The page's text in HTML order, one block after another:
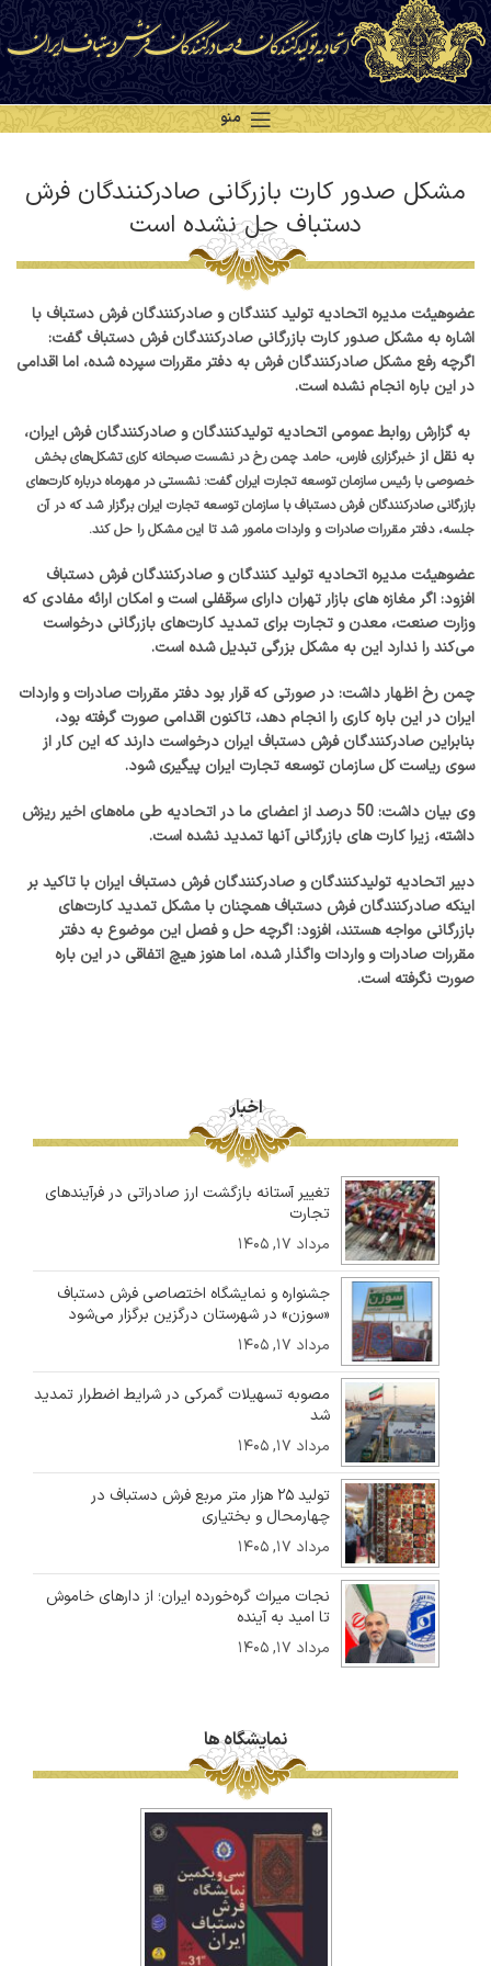
منو
مشکل صدور کارت بازرگانی صادرکنندگان فرش
دستباف حل نشده است
عضوهیئت مدیره اتحادیه تولید کنندگان و صادرکنندگان فرش دستباف با
اشاره به مشکل صدور کارت بازرگانی صادرکنندگان فرش دستباف گفت:
اگرچه رفع مشکل صادرکنندگان فرش به دفتر مقررات سپرده شده، اما اقدامی
در این باره انجام نشده است.
به گزارش روابط عمومی اتحادیه تولیدکنندگان و صادرکنندگان فرش ایران،
به نقل از خبرگزاری فارس، حامد چمن رخ در نشست صبحانه کاری تشکل‌های بخش
خصوصی با رئیس سازمان توسعه تجارت ایران گفت: نشستی در مهرماه درباره کارت‌های
بازرگانی صادرکنندگان فرش دستباف با سازمان توسعه تجارت ایران برگزار شد که در آن
جلسه، دفتر مقررات صادرات و واردات مامور شد تا این مشکل را حل کند.
عضوهیئت مدیره اتحادیه تولید کنندگان و صادرکنندگان فرش دستباف
افزود: اگر مغازه های بازار تهران دارای سرقفلی است و امکان ارائه مفادی که
وزارت صنعت، معدن و تجارت برای تمدید کارت‌های بازرگانی درخواست
می‌کند را ندارد این به مشکل بزرگی تبدیل شده است.
چمن رخ اظهار داشت: در صورتی که قرار بود دفتر مقررات صادرات و واردات
ایران در این باره کاری را انجام دهد، تاکنون اقدامی صورت گرفته بود،
بنابراین صادرکنندگان فرش دستباف ایران درخواست دارند که این کار از
سوی ریاست کل سازمان توسعه تجارت ایران پیگیری شود.
وی بیان داشت: 50 درصد از اعضای ما در اتحادیه طی ماه‌های اخیر ریزش
داشته، زیرا کارت های بازرگانی آنها تمدید نشده است.
دبیر اتحادیه تولیدکنندگان و صادرکنندگان فرش دستباف ایران با تاکید بر
اینکه صادرکنندگان فرش دستباف همچنان با مشکل تمدید کارت‌های
بازرگانی مواجه هستند، افزود: اگرچه حل و فصل این موضوع به دفتر
مقررات صادرات و واردات واگذار شده، اما هنوز هیچ اتفاقی در این باره
صورت نگرفته است.
اخبار
تغییر آستانه بازگشت ارز صادراتی در فرآیندهای
تجارت
مرداد ۱۷, ۱۴۰۵
جشنواره و نمایشگاه اختصاصی فرش دستباف
«سوزن» در شهرستان درگزین برگزار می‌شود
مرداد ۱۷, ۱۴۰۵
مصوبه تسهیلات گمرکی در شرایط اضطرار تمدید
شد
مرداد ۱۷, ۱۴۰۵
تولید ۲۵ هزار متر مربع فرش دستباف در
چهارمحال و بختیاری
مرداد ۱۷, ۱۴۰۵
نجات میراث گره‌خورده ایران؛ از دارهای خاموش
تا امید به آینده
مرداد ۱۷, ۱۴۰۵
نمایشگاه ها